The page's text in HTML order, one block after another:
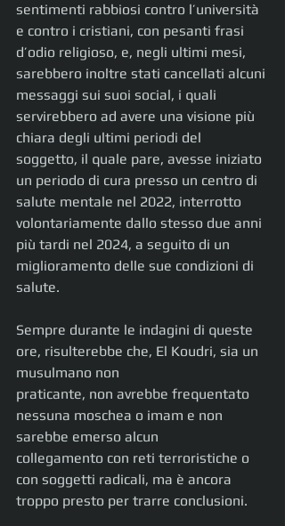
sentimenti rabbiosi contro l’università
e contro i cristiani, con pesanti frasi
d’odio religioso, e, negli ultimi mesi,
sarebbero inoltre stati cancellati alcuni
messaggi sui suoi social, i quali
servirebbero ad avere una visione più
chiara degli ultimi periodi del
soggetto, il quale pare, avesse iniziato
un periodo di cura presso un centro di
salute mentale nel 2022, interrotto
volontariamente dallo stesso due anni
più tardi nel 2024, a seguito di un
miglioramento delle sue condizioni di
salute.
Sempre durante le indagini di queste
ore, risulterebbe che, El Koudri, sia un
musulmano non
praticante, non avrebbe frequentato
nessuna moschea o imam e non
sarebbe emerso alcun
collegamento con reti terroristiche o
con soggetti radicali, ma è ancora
troppo presto per trarre conclusioni.